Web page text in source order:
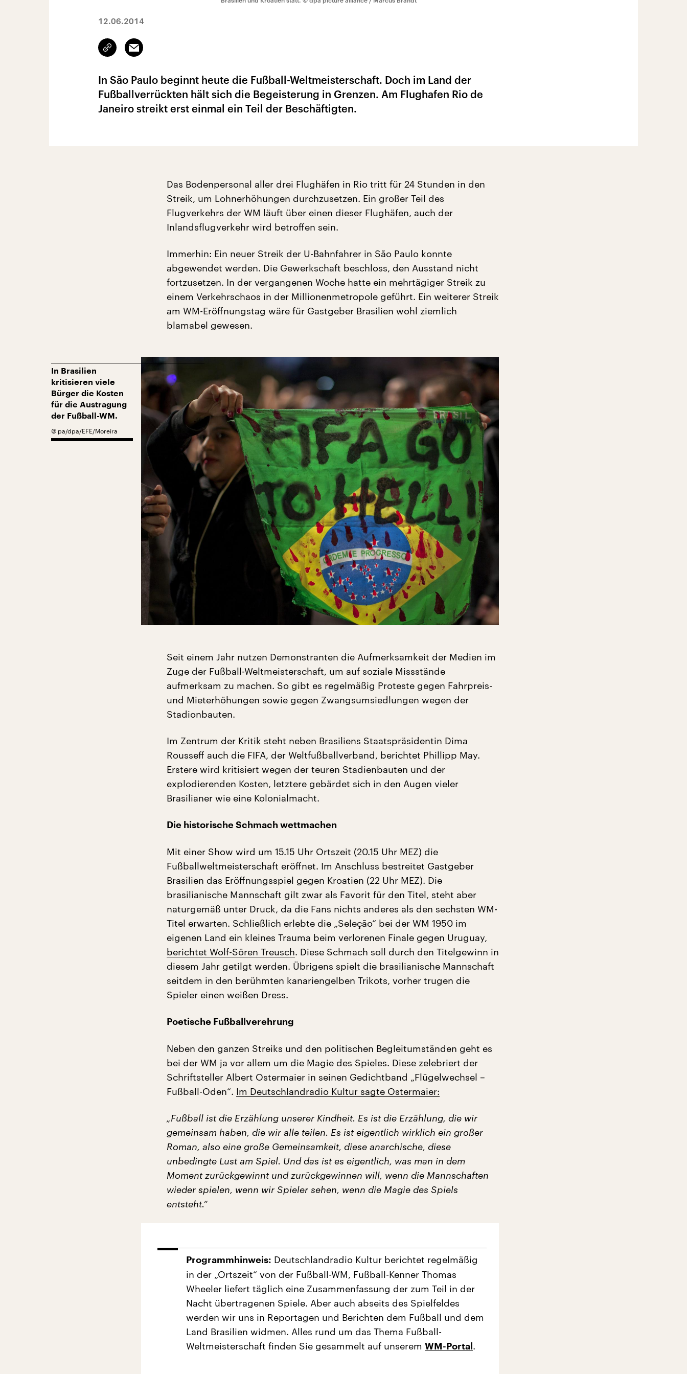
12.06.2014
Link
kopieren/teilen
Email
In São Paulo beginnt heute die Fußball-Weltmeisterschaft. Doch im Land der
Fußballverrückten hält sich die Begeisterung in Grenzen. Am Flughafen Rio de
Janeiro streikt erst einmal ein Teil der Beschäftigten.
Das Bodenpersonal aller drei Flughäfen in Rio tritt für 24 Stunden in den
Streik, um Lohnerhöhungen durchzusetzen. Ein großer Teil des
Flugverkehrs der WM läuft über einen dieser Flughäfen, auch der
Inlandsflugverkehr wird betroffen sein.
Immerhin: Ein neuer Streik der U-Bahnfahrer in São Paulo konnte
abgewendet werden. Die Gewerkschaft beschloss, den Ausstand nicht
fortzusetzen. In der vergangenen Woche hatte ein mehrtägiger Streik zu
einem Verkehrschaos in der Millionenmetropole geführt. Ein weiterer Streik
am WM-Eröffnungstag wäre für Gastgeber Brasilien wohl ziemlich
blamabel gewesen.
In Brasilien
kritisieren viele
Bürger die Kosten
für die Austragung
der Fußball-WM.
© pa/dpa/EFE/Moreira
Seit einem Jahr nutzen Demonstranten die Aufmerksamkeit der Medien im
Zuge der Fußball-Weltmeisterschaft, um auf soziale Missstände
aufmerksam zu machen. So gibt es regelmäßig Proteste gegen Fahrpreis-
und Mieterhöhungen sowie gegen Zwangsumsiedlungen wegen der
Stadionbauten.
Im Zentrum der Kritik steht neben Brasiliens Staatspräsidentin Dima
Rousseff auch die FIFA, der Weltfußballverband, berichtet Phillipp May.
Erstere wird kritisiert wegen der teuren Stadienbauten und der
explodierenden Kosten, letztere gebärdet sich in den Augen vieler
Brasilianer wie eine Kolonialmacht.
Die historische Schmach wettmachen
Mit einer Show wird um 15.15 Uhr Ortszeit (20.15 Uhr MEZ) die
Fußballweltmeisterschaft eröffnet. Im Anschluss bestreitet Gastgeber
Brasilien das Eröffnungsspiel gegen Kroatien (22 Uhr MEZ). Die
brasilianische Mannschaft gilt zwar als Favorit für den Titel, steht aber
naturgemäß unter Druck, da die Fans nichts anderes als den sechsten WM-
Titel erwarten. Schließlich erlebte die „Seleção“ bei der WM 1950 im
eigenen Land ein kleines Trauma beim verlorenen Finale gegen Uruguay,
berichtet Wolf-Sören Treusch. Diese Schmach soll durch den Titelgewinn in
diesem Jahr getilgt werden. Übrigens spielt die brasilianische Mannschaft
seitdem in den berühmten kanariengelben Trikots, vorher trugen die
Spieler einen weißen Dress.
Poetische Fußballverehrung
Neben den ganzen Streiks und den politischen Begleitumständen geht es
bei der WM ja vor allem um die Magie des Spieles. Diese zelebriert der
Schriftsteller Albert Ostermaier in seinen Gedichtband „Flügelwechsel –
Fußball-Oden“. Im Deutschlandradio Kultur sagte Ostermaier:
„Fußball ist die Erzählung unserer Kindheit. Es ist die Erzählung, die wir
gemeinsam haben, die wir alle teilen. Es ist eigentlich wirklich ein großer
Roman, also eine große Gemeinsamkeit, diese anarchische, diese
unbedingte Lust am Spiel. Und das ist es eigentlich, was man in dem
Moment zurückgewinnt und zurückgewinnen will, wenn die Mannschaften
wieder spielen, wenn wir Spieler sehen, wenn die Magie des Spiels
entsteht.“
Programmhinweis: Deutschlandradio Kultur berichtet regelmäßig
in der „Ortszeit“ von der Fußball-WM, Fußball-Kenner Thomas
Wheeler liefert täglich eine Zusammenfassung der zum Teil in der
Nacht übertragenen Spiele. Aber auch abseits des Spielfeldes
werden wir uns in Reportagen und Berichten dem Fußball und dem
Land Brasilien widmen. Alles rund um das Thema Fußball-
Weltmeisterschaft finden Sie gesammelt auf unserem WM-Portal .